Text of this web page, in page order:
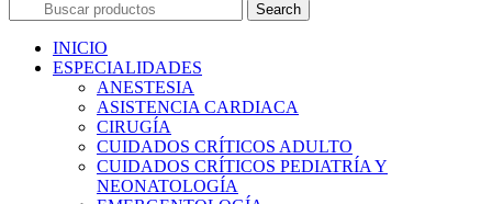
Search
INICIO
ESPECIALIDADES
ANESTESIA
ASISTENCIA CARDIACA
CIRUGÍA
CUIDADOS CRÍTICOS ADULTO
CUIDADOS CRÍTICOS PEDIATRÍA Y
NEONATOLOGÍA